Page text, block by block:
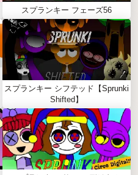
スプランキー フェーズ56
スプランキー シフテッド【Sprunki
Shifted】